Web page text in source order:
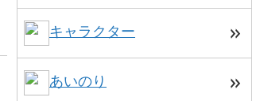
キャラクター
あいのり